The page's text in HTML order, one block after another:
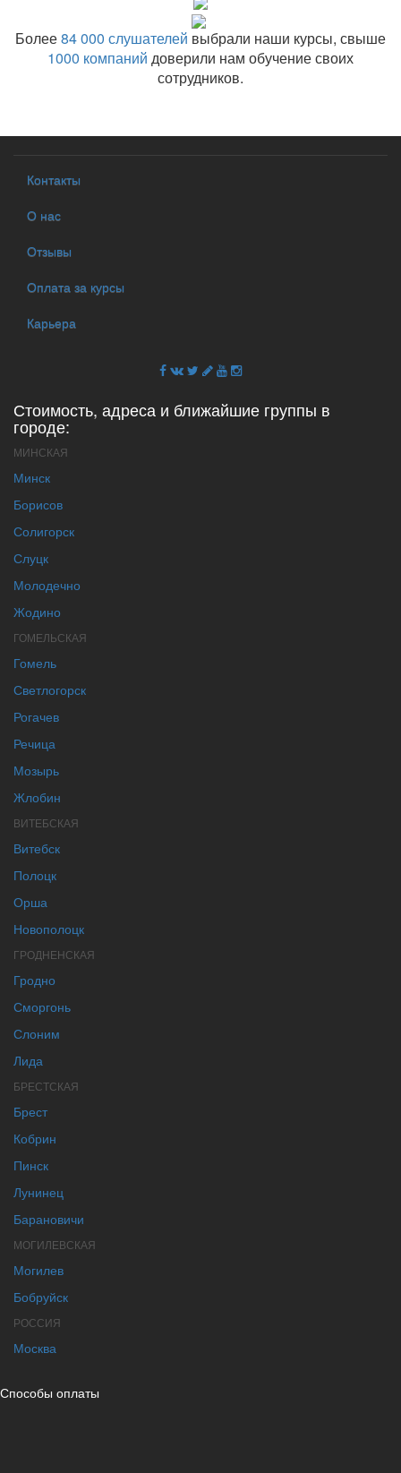
Более84 000 слушателей выбрали наши курсы, свыше
1000 компаний доверили нам обучение своих
сотрудников.
Контакты
О нас
Отзывы
Оплата за курсы
Карьера
Стоимость, адреса и ближайшие группы в
городе:
МИНСКАЯ
Минск
Борисов
Солигорск
Слуцк
Молодечно
Жодино
ГОМЕЛЬСКАЯ
Гомель
Светлогорск
Рогачев
Речица
Мозырь
Жлобин
ВИТЕБСКАЯ
Витебск
Полоцк
Орша
Новополоцк
ГРОДНЕНСКАЯ
Гродно
Сморгонь
Слоним
Лида
БРЕСТСКАЯ
Брест
Кобрин
Пинск
Лунинец
Барановичи
МОГИЛЕВСКАЯ
Могилев
Бобруйск
РОССИЯ
Москва
Способы оплаты